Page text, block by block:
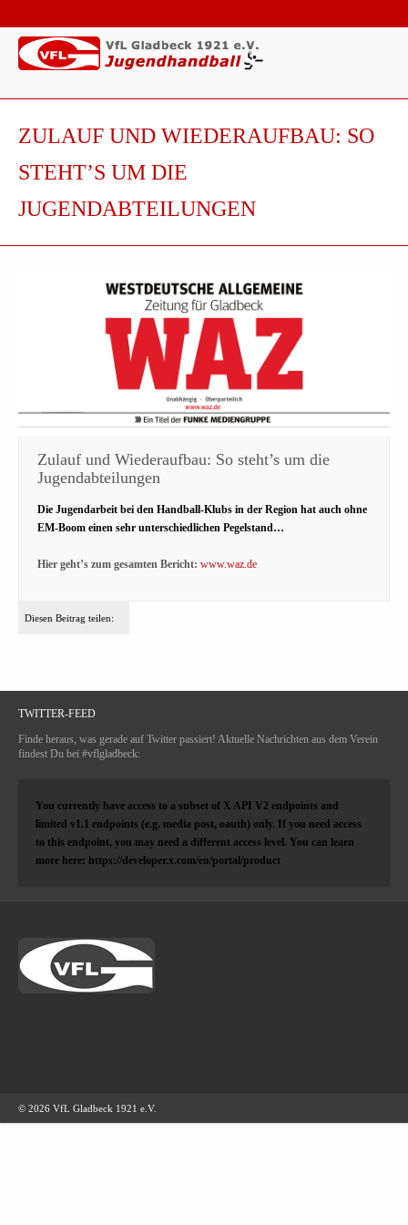
ZULAUF UND WIEDERAUFBAU: SO
STEHT’S UM DIE
JUGENDABTEILUNGEN
Zulauf und Wiederaufbau: So steht’s um die
Jugendabteilungen
Die Jugendarbeit bei den Handball-Klubs in der Region hat auch ohne
EM-Boom einen sehr unterschiedlichen Pegelstand…
Hier geht’s zum gesamten Bericht: www.waz.de
Diesen Beitrag teilen:
TWITTER-FEED
Finde heraus, was gerade auf Twitter passiert! Aktuelle Nachrichten aus dem Verein
findest Du bei #vflgladbeck:
You currently have access to a subset of X API V2 endpoints and
limited v1.1 endpoints (e.g. media post, oauth) only. If you need access
to this endpoint, you may need a different access level. You can learn
more here: https://developer.x.com/en/portal/product
© 2026 VfL Gladbeck 1921 e.V.